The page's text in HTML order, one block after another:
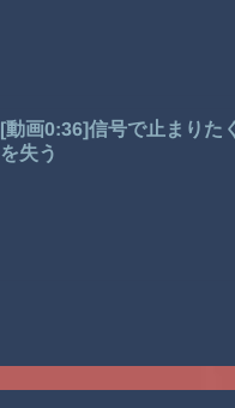
[動画0:36]信号で止まりた
を失う